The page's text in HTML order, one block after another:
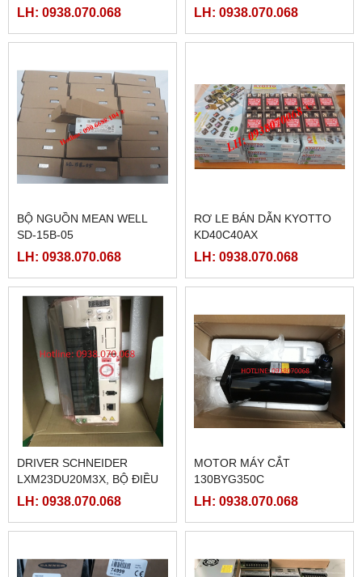
LH: 0938.070.068 LH: 0938.070.068
BỘ NGUỒN MEAN WELL
SD-15B-05
LH: 0938.070.068
RƠ LE BÁN DẪN KYOTTO
KD40C40AX
LH: 0938.070.068
DRIVER SCHNEIDER
LXM23DU20M3X, BỘ ĐIỀU
KHIỂN SERVO
LH: 0938.070.068
MOTOR MÁY CẮT
130BYG350C
LH: 0938.070.068